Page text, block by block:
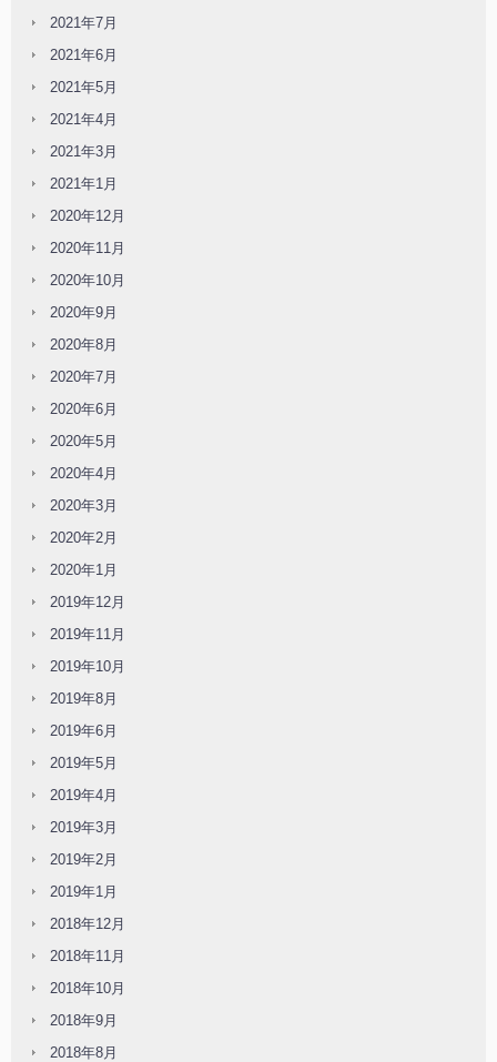
2021年7月
2021年6月
2021年5月
2021年4月
2021年3月
2021年1月
2020年12月
2020年11月
2020年10月
2020年9月
2020年8月
2020年7月
2020年6月
2020年5月
2020年4月
2020年3月
2020年2月
2020年1月
2019年12月
2019年11月
2019年10月
2019年8月
2019年6月
2019年5月
2019年4月
2019年3月
2019年2月
2019年1月
2018年12月
2018年11月
2018年10月
2018年9月
2018年8月